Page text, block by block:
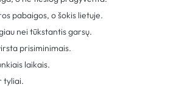
pabaigos, o šokis lietuje.
nei tūkstantis garsų.
prisiminimais.
laikais.
tyliai.